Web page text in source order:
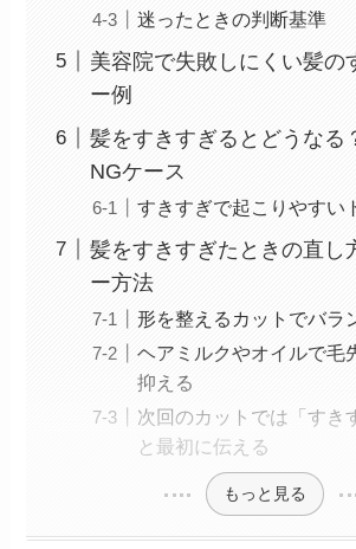
迷ったときの判断基準
美容院で失敗しにくい髪の
ー例
髪をすきすぎるとどうなる
NGケース
すきすぎで起こりやすい
髪をすきすぎたときの直し
ー方法
形を整えるカットでバラ
ヘアミルクやオイルで毛
抑える
次回のカットでは「すき
と最初に伝える
もっと見る